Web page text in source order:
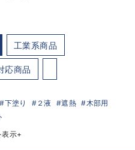
工業系商品
応商品
下塗り ２液 遮熱
木部用
表示+